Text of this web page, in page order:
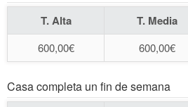
T. Alta T. Media
600,00€ 600,00€
Casa completa un fin de semana